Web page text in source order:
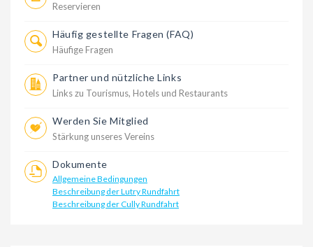
Reservieren
Häufig gestellte Fragen (FAQ)
Häufige Fragen
Partner und nützliche Links
Links zu Tourismus, Hotels und Restaurants
Werden Sie Mitglied
Stärkung unseres Vereins
Dokumente
Allgemeine Bedingungen
Beschreibung der Lutry Rundfahrt
Beschreibung der Cully Rundfahrt